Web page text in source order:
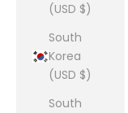
(USD $)
South
Korea
(USD $)
South